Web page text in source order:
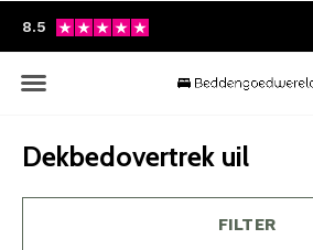
8.5
Dekbedovertrek uil
FILTER